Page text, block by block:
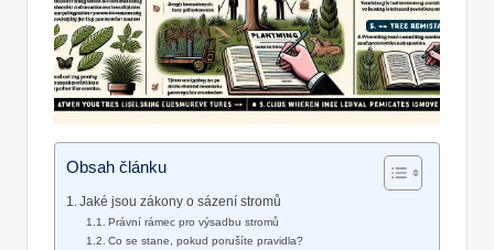
Obsah článku
Jaké jsou zákony o sázení stromů
Právní rámec pro výsadbu stromů
Co se stane, pokud porušíte pravidla?